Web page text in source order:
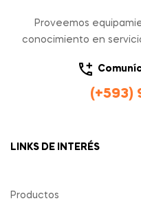
Proveemos
conocimiento en
(+593)
LINKS DE INTERÉS
Productos